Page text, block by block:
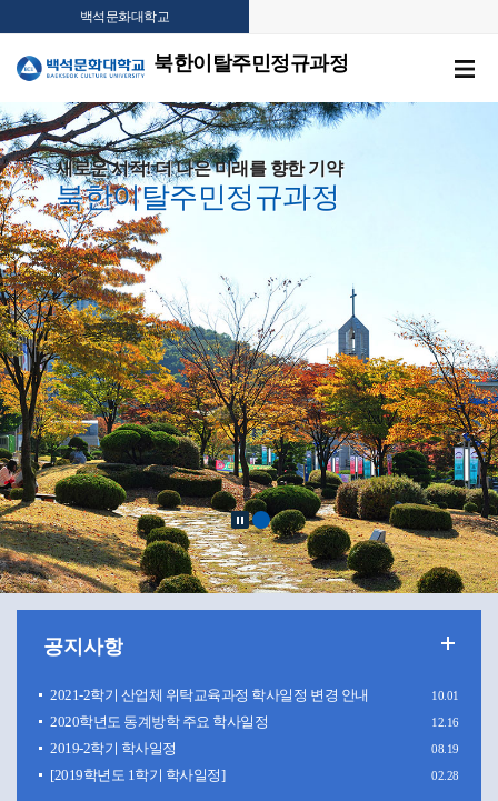
백석문화대학교
북한이탈주민정규과정
새로운 시작! 더 나은 미래를 향한 기약
북한이탈주민정규과정
2021-2학기 산업체 위탁교육과정 학사일정 변경 안내 10.01
2020학년도 동계방학 주요 학사일정 12.16
2019-2학기 학사일정 08.19
[2019학년도 1학기 학사일정] 02.28